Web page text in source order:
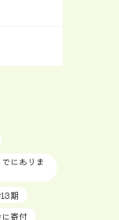
にありま
13期
寄付